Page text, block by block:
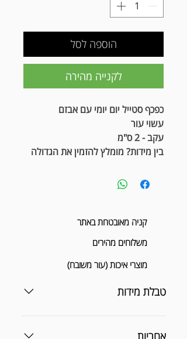
הוספה לסל
לקנייה מהירה
כפכף סטייל יום יומי עם אבזם
עשוי עור
עקב - 2 ס"מ
בין מידות? מומלץ להזמין את הגדולה
קניה מאובטחת באתר
משלוחים מהירים
טבלת מידות
אחריות
מוצרי איכות (עור משובח)